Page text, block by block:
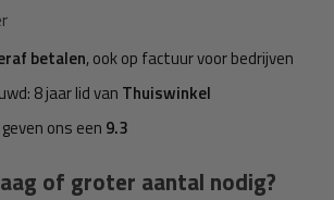
betalen, ook op factuur voor bedrijven
8 jaar lid van Thuiswinkel
ons een 9.3
of groter aantal nodig?